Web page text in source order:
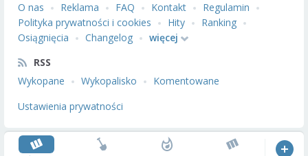
O nas
Reklama FAQ Kontakt
Regulamin
Polityka prywatności i cookies
Hity
Ranking
Osiągnięcia
Changelog
więcej
RSS
Wykopane
Wykopalisko
Komentowane
Ustawienia prywatności